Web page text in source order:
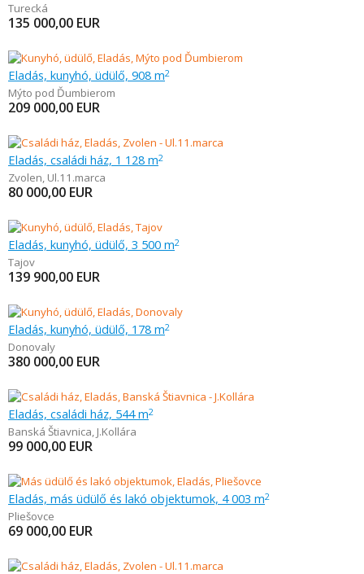
Turecká
135 000,00 EUR
Eladás, kunyhó, üdülő, 908 m2
Mýto pod Ďumbierom
209 000,00 EUR
Eladás, családi ház, 1 128 m2
Zvolen, Ul.11.marca
80 000,00 EUR
Eladás, kunyhó, üdülő, 3 500 m2
Tajov
139 900,00 EUR
Eladás, kunyhó, üdülő, 178 m2
Donovaly
380 000,00 EUR
Eladás, családi ház, 544 m2
Banská Štiavnica, J.Kollára
99 000,00 EUR
Eladás, más üdülő és lakó objektumok, 4 003 m2
Pliešovce
69 000,00 EUR